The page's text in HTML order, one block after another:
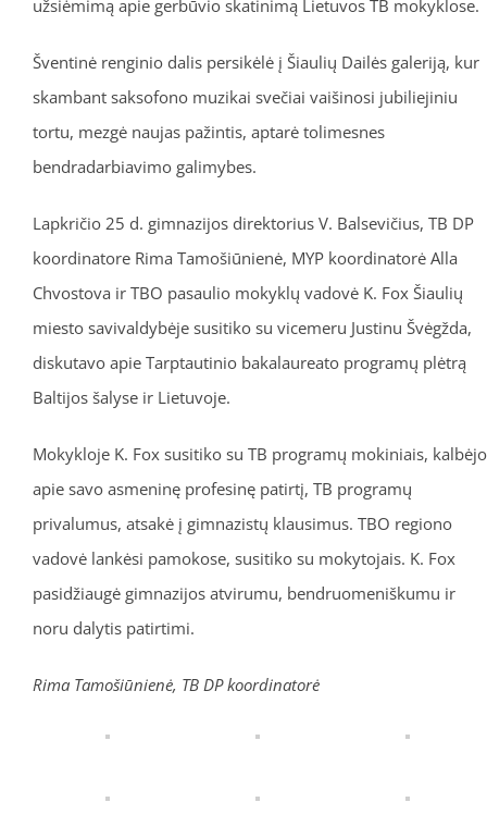
užsiėmimą apie gerbūvio skatinimą Lietuvos TB mokyklose.
Šventinė renginio dalis persikėlė į Šiaulių Dailės galeriją, kur
skambant saksofono muzikai svečiai vaišinosi jubiliejiniu
tortu, mezgė naujas pažintis, aptarė tolimesnes
bendradarbiavimo galimybes.
Lapkričio 25 d. gimnazijos direktorius V. Balsevičius, TB DP
koordinatore Rima Tamošiūnienė, MYP koordinatorė Alla
Chvostova ir TBO pasaulio mokyklų vadovė K. Fox Šiaulių
miesto savivaldybėje susitiko su vicemeru Justinu Švėgžda,
diskutavo apie Tarptautinio bakalaureato programų plėtrą
Baltijos šalyse ir Lietuvoje.
Mokykloje K. Fox susitiko su TB programų mokiniais, kalbėjo
apie savo asmeninę profesinę patirtį, TB programų
privalumus, atsakė į gimnazistų klausimus. TBO regiono
vadovė lankėsi pamokose, susitiko su mokytojais. K. Fox
pasidžiaugė gimnazijos atvirumu, bendruomeniškumu ir
noru dalytis patirtimi.
Rima Tamošiūnienė, TB DP koordinatorė